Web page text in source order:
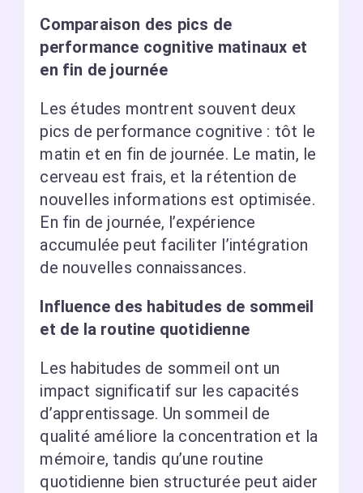
Comparaison des pics de
performance cognitive matinaux et
en fin de journée
Les études montrent souvent deux
pics de performance cognitive : tôt le
matin et en fin de journée. Le matin, le
cerveau est frais, et la rétention de
nouvelles informations est optimisée.
En fin de journée, l’expérience
accumulée peut faciliter l’intégration
de nouvelles connaissances.
Influence des habitudes de sommeil
et de la routine quotidienne
Les habitudes de sommeil ont un
impact significatif sur les capacités
d’apprentissage. Un sommeil de
qualité améliore la concentration et la
mémoire, tandis qu’une routine
quotidienne bien structurée peut aider